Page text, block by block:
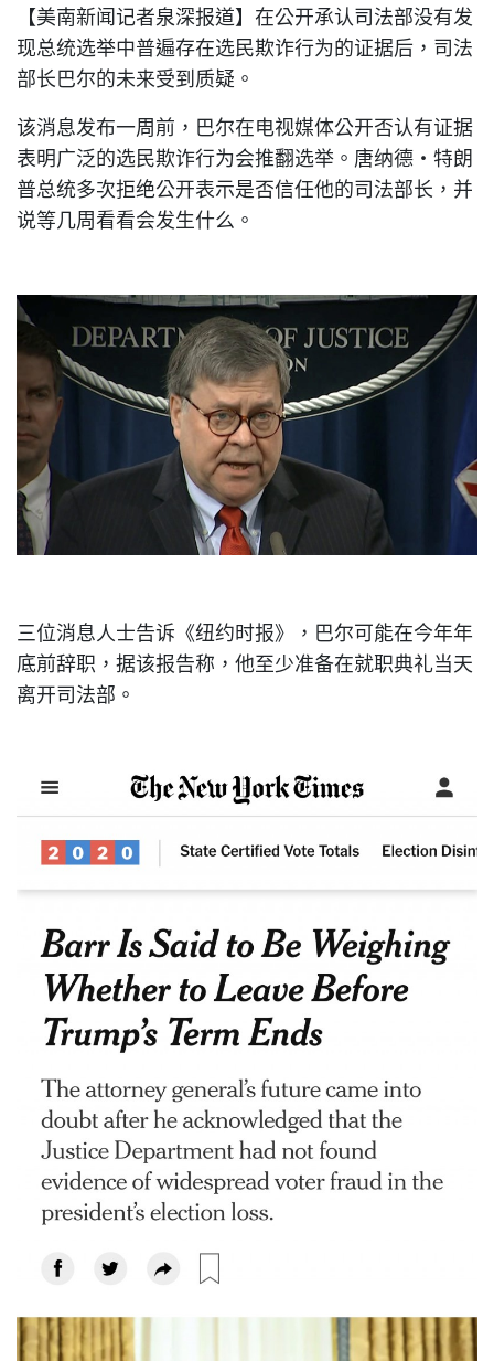
【美南新闻记者泉深报道】在公开承认司法部没有发
现总统选举中普遍存在选民欺诈行为的证据后，司法
部长巴尔的未来受到质疑。
该消息发布一周前，巴尔在电视媒体公开否认有证据
表明广泛的选民欺诈行为会推翻选举。唐纳德·特朗
普总统多次拒绝公开表示是否信任他的司法部长，并
说等几周看看会发生什么。
三位消息人士告诉《纽约时报》，巴尔可能在今年年
底前辞职，据该报告称，他至少准备在就职典礼当天
离开司法部。